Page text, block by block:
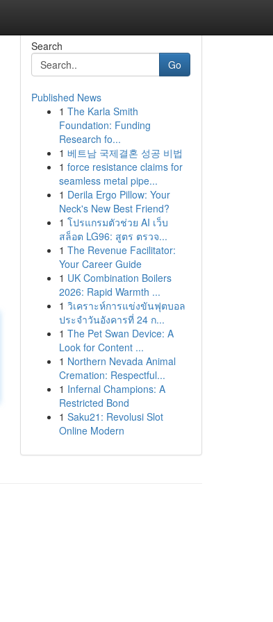
Search
Go
Published News
1 The Karla Smith
Foundation: Funding
Research fo...
1 베트남 국제결혼 성공 비법
1 force resistance claims for
seamless metal pipe...
1 Derila Ergo Pillow: Your
Neck's New Best Friend?
1 โปรแกรมตัวช่วย AI เว็บ
สล็อต LG96: สูตร ตรวจ...
1 The Revenue Facilitator:
Your Career Guide
1 UK Combination Boilers
2026: Rapid Warmth ...
1 วิเคราะห์การแข่งขันฟุตบอล
ประจำวันอังคารที่ 24 ก...
1 The Pet Swan Device: A
Look for Content ...
1 Northern Nevada Animal
Cremation: Respectful...
1 Infernal Champions: A
Restricted Bond
1 Saku21: Revolusi Slot
Online Modern